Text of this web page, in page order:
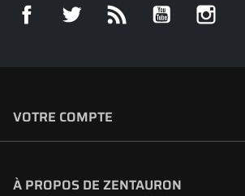
Facebook Twitter YouTube
VOTRE COMPTE
À PROPOS DE ZENTAURON